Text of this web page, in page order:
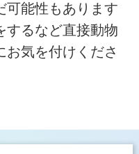
可能性もあります
するなど直接動物
お気を付けくださ